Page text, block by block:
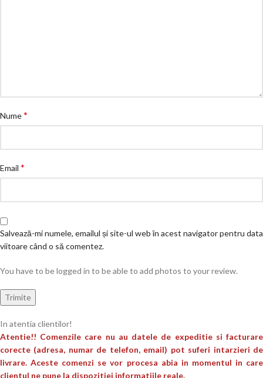
Nume*
Email *
Salvează-mi numele, emailul și site-ul web în acest navigator pentru data
viitoare când o să comentez.
You have to be logged in to be able to add photos to your review.
In atentia clientilor!
Atentie!! Comenzile care nu au datele de expeditie si facturare
corecte (adresa, numar de telefon, email) pot suferi intarzieri de
livrare. Aceste comenzi se vor procesa abia in momentul in care
clientul ne pune la dispozitiei informatiile reale.